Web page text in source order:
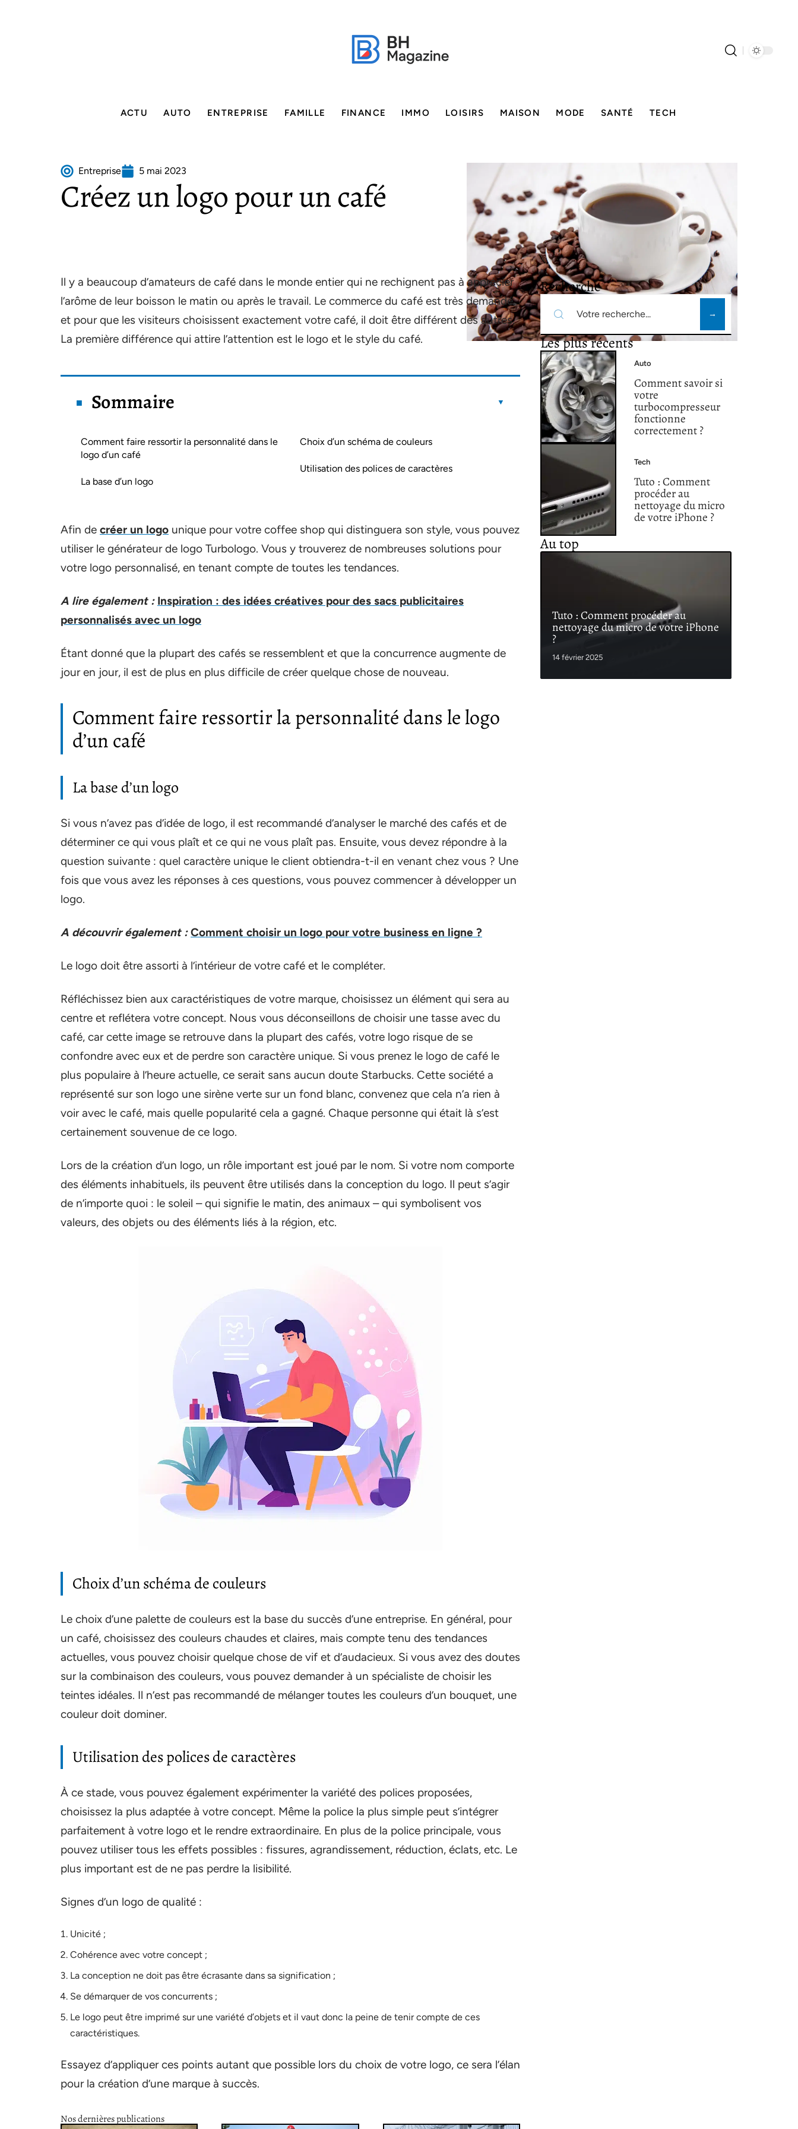
ACTU AUTO ENTREPRISE FAMILLE FINANCE IMMO LOISIRS MAISON MODE SANTÉ TECH
Entreprise 5 mai 2023
Créez un logo pour un café
Il y a beaucoup d’amateurs de café dans le monde entier qui ne rechignent pas à apprécier
l’arôme de leur boisson le matin ou après le travail. Le commerce du café est très demandé,
et pour que les visiteurs choisissent exactement votre café, il doit être différent des autres.
La première différence qui attire l’attention est le logo et le style du café.
Sommaire
Comment faire ressortir la personnalité dans le
logo d’un café
La base d’un logo
Choix d’un schéma de couleurs
Utilisation des polices de caractères
Afin de créer un logo unique pour votre coffee shop qui distinguera son style, vous pouvez
utiliser le générateur de logo Turbologo. Vous y trouverez de nombreuses solutions pour
votre logo personnalisé, en tenant compte de toutes les tendances.
A lire également : Inspiration : des idées créatives pour des sacs publicitaires
personnalisés avec un logo
Étant donné que la plupart des cafés se ressemblent et que la concurrence augmente de
jour en jour, il est de plus en plus difficile de créer quelque chose de nouveau.
Comment faire ressortir la personnalité dans le logo
d’un café
La base d’un logo
Si vous n’avez pas d’idée de logo, il est recommandé d’analyser le marché des cafés et de
déterminer ce qui vous plaît et ce qui ne vous plaît pas. Ensuite, vous devez répondre à la
question suivante : quel caractère unique le client obtiendra-t-il en venant chez vous ? Une
fois que vous avez les réponses à ces questions, vous pouvez commencer à développer un
logo.
A découvrir également : Comment choisir un logo pour votre business en ligne ?
Le logo doit être assorti à l’intérieur de votre café et le compléter.
Réfléchissez bien aux caractéristiques de votre marque, choisissez un élément qui sera au
centre et reflétera votre concept. Nous vous déconseillons de choisir une tasse avec du
café, car cette image se retrouve dans la plupart des cafés, votre logo risque de se
confondre avec eux et de perdre son caractère unique. Si vous prenez le logo de café le
plus populaire à l’heure actuelle, ce serait sans aucun doute Starbucks. Cette société a
représenté sur son logo une sirène verte sur un fond blanc, convenez que cela n’a rien à
voir avec le café, mais quelle popularité cela a gagné. Chaque personne qui était là s’est
certainement souvenue de ce logo.
Lors de la création d’un logo, un rôle important est joué par le nom. Si votre nom comporte
des éléments inhabituels, ils peuvent être utilisés dans la conception du logo. Il peut s’agir
de n’importe quoi : le soleil – qui signifie le matin, des animaux – qui symbolisent vos
valeurs, des objets ou des éléments liés à la région, etc.
Choix d’un schéma de couleurs
Le choix d’une palette de couleurs est la base du succès d’une entreprise. En général, pour
un café, choisissez des couleurs chaudes et claires, mais compte tenu des tendances
actuelles, vous pouvez choisir quelque chose de vif et d’audacieux. Si vous avez des doutes
sur la combinaison des couleurs, vous pouvez demander à un spécialiste de choisir les
teintes idéales. Il n’est pas recommandé de mélanger toutes les couleurs d’un bouquet, une
couleur doit dominer.
Utilisation des polices de caractères
À ce stade, vous pouvez également expérimenter la variété des polices proposées,
choisissez la plus adaptée à votre concept. Même la police la plus simple peut s’intégrer
parfaitement à votre logo et le rendre extraordinaire. En plus de la police principale, vous
pouvez utiliser tous les effets possibles : fissures, agrandissement, réduction, éclats, etc. Le
plus important est de ne pas perdre la lisibilité.
Signes d’un logo de qualité :
Unicité ;
Cohérence avec votre concept ;
La conception ne doit pas être écrasante dans sa signification ;
Se démarquer de vos concurrents ;
Le logo peut être imprimé sur une variété d’objets et il vaut donc la peine de tenir compte de ces
caractéristiques.
Essayez d’appliquer ces points autant que possible lors du choix de votre logo, ce sera l’élan
pour la création d’une marque à succès.
Nos dernières publications
Recherche
Les plus récents
Auto
Comment savoir si
votre
turbocompresseur
fonctionne
correctement ?
Tech
Tuto : Comment
procéder au
nettoyage du micro
de votre iPhone ?
Au top
Tuto : Comment procéder au
nettoyage du micro de votre iPhone
?
14 février 2025